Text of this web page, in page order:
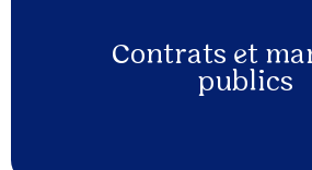
Contrats et
publics